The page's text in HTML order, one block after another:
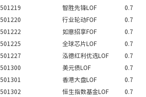
501219 智胜先锋LOF
0.7
501220 行业轮动FOF
0.7
501222 如意招享FOF
0.7
501225 全球芯片LOF
0.7
501227 泓德红利优选LOF
0.7
501300 美元债LOF
0.7
501301 香港大盘LOF
0.7
501302 恒生指数基金LOF
0.7